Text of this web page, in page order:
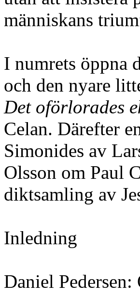
människans
I numrets öppna
och den nyare
Det oförlorades
Celan. Därefter
Simonides av
Olsson om Paul
diktsamling av
Inledning
Daniel